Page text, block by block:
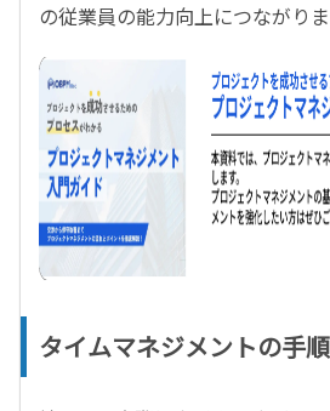
の従業員の能力向上につながりま
タイムマネジメントの手順